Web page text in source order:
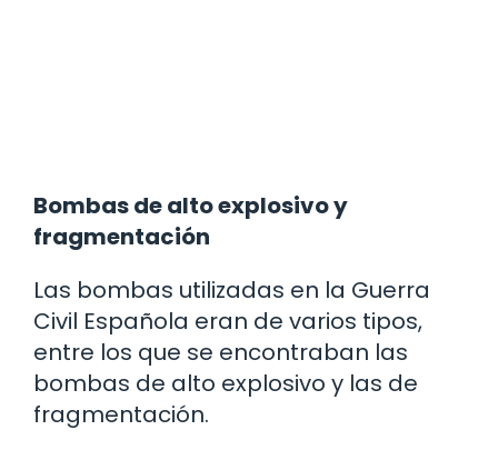
Bombas de alto explosivo y
fragmentación
Las bombas utilizadas en la Guerra
Civil Española eran de varios tipos,
entre los que se encontraban las
bombas de alto explosivo y las de
fragmentación.